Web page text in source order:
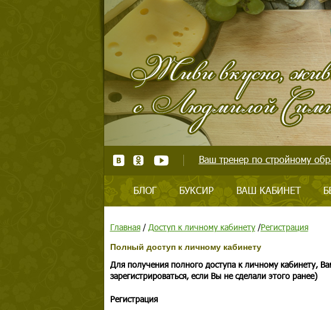
Ваш тренер по стройному
БЛОГ БУКСИР ВАШ КАБИНЕТ
Главная/ Доступ к личному кабинету/Регистрация
Полный доступ к личному кабинету
Для получения полного доступа к личному кабинету,
зарегистрироваться, если Вы не сделали этого ранее)
Регистрация